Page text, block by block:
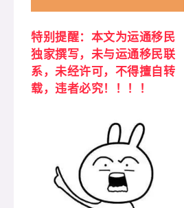
特别提醒：本文为运通移民
独家撰写，未与运通移民联
系，未经许可，不得擅自转
载，违者必究！！！！